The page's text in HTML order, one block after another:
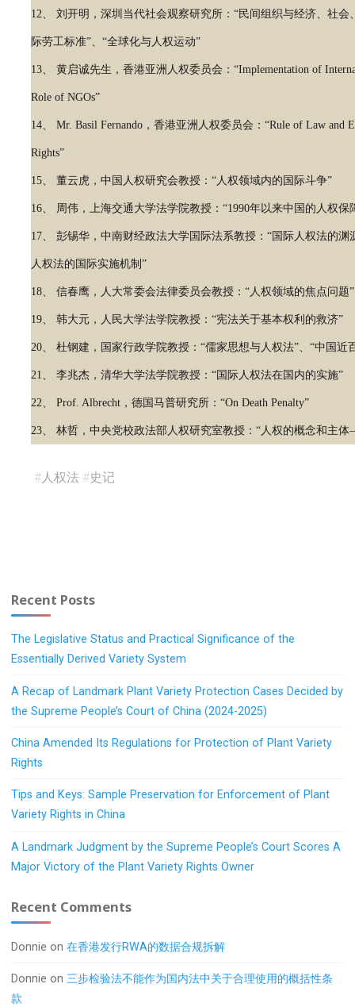
12、 刘开明，深圳当代社会观察研究所：“民间组织与经济、社
际劳工标准”、“全球化与人权运动”
13、 黄启诚先生，香港亚洲人权委员会：“Implementation of
Role of NGOs”
14、 Mr. Basil Fernando，香港亚洲人权委员会：“Rule of Law and
Rights”
15、 董云虎，中国人权研究会教授：“人权领域内的国际斗争”
16、 周伟，上海交通大学法学院教授：“1990年以来中国的人权保
17、 彭锡华，中南财经政法大学国际法系教授：“国际人权法的渊
人权法的国际实施机制”
18、 信春鹰，人大常委会法律委员会教授：“人权领域的焦点问题”
19、 韩大元，人民大学法学院教授：“宪法关于基本权利的救济”
20、 杜钢建，国家行政学院教授：“儒家思想与人权法”、“中国近
21、 李兆杰，清华大学法学院教授：“国际人权法在国内的实施”
22、 Prof. Albrecht，德国马普研究所：“On Death Penalty”
23、 林哲，中央党校政法部人权研究室教授：“人权的概念和主
#人权法 #史记
Recent Posts
The Legislative Status and Practical Significance of the
Essentially Derived Variety System
A Recap of Landmark Plant Variety Protection Cases Decided by
the Supreme People’s Court of China (2024-2025)
China Amended Its Regulations for Protection of Plant Variety
Rights
Tips and Keys: Sample Preservation for Enforcement of Plant
Variety Rights in China
A Landmark Judgment by the Supreme People’s Court Scores A
Major Victory of the Plant Variety Rights Owner
Recent Comments
Donnie on在香港发行RWA的数据合规拆解
Donnie on三步检验法不能作为国内法中关于合理使用的概括性条
款